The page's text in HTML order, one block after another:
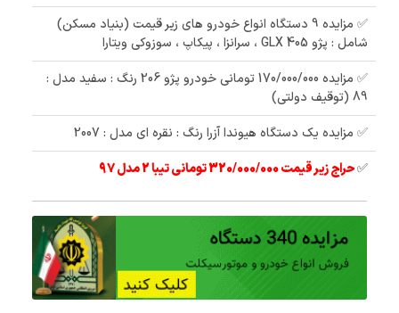
✅ مزایده 9 دستگاه انواع خودرو های زیر قیمت (بنیاد مسکن)
شامل : پژو 405 GLX ، سرانزا ، پیکاپ ، سوزوکی ویتارا
✅ مزایده 170/000/000 تومانی خودرو پژو 206 رنگ : سفید مدل :
89 (توقیف دولتی)
✅ مزایده یک دستگاه هیوندا آزرا رنگ : نقره ای مدل : 2007
✅حراج زیر قیمت 320/000/000 تومانی تیبا 2 مدل 97